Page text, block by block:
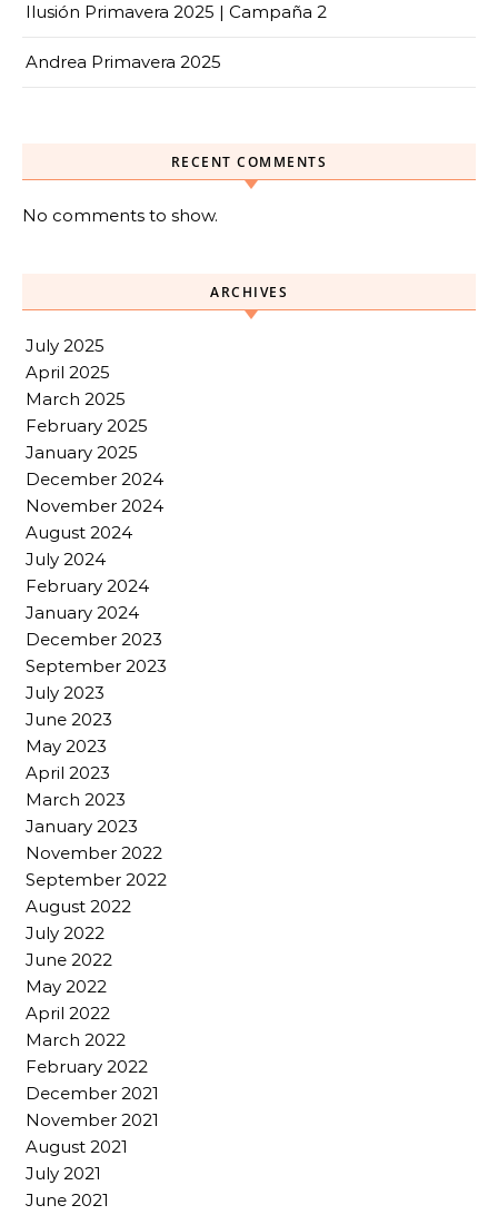
Ilusión Primavera 2025 | Campaña 2
Andrea Primavera 2025
RECENT COMMENTS
No comments to show.
ARCHIVES
July 2025
April 2025
March 2025
February 2025
January 2025
December 2024
November 2024
August 2024
July 2024
February 2024
January 2024
December 2023
September 2023
July 2023
June 2023
May 2023
April 2023
March 2023
January 2023
November 2022
September 2022
August 2022
July 2022
June 2022
May 2022
April 2022
March 2022
February 2022
December 2021
November 2021
August 2021
July 2021
June 2021